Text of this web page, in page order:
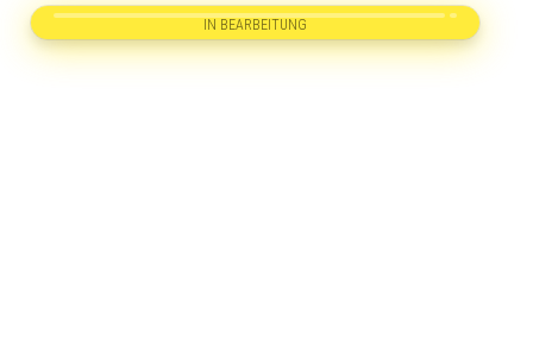
IN BEARBEITUNG